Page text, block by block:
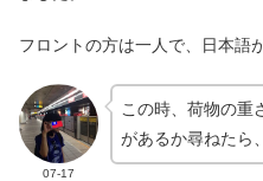
フロントの方は一人で、日本語
07-17
この時、荷物の重
があるか尋ねたら